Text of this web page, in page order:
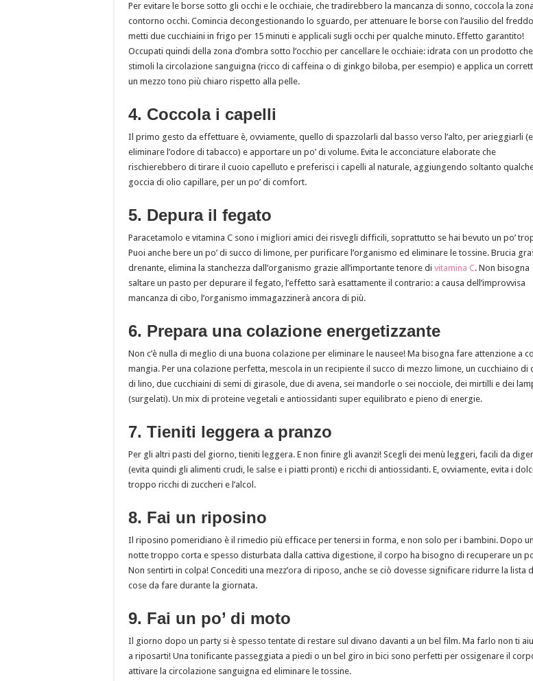
Per evitare le borse sotto gli occhi e le occhiaie, che tradirebbero la mancanza di sonno, coccola la
contorno occhi. Comincia decongestionando lo sguardo, per attenuare le borse con l’ausilio del
metti due cucchiaini in frigo per 15 minuti e applicali sugli occhi per qualche minuto. Effetto garantito!
Occupati quindi della zona d’ombra sotto l’occhio per cancellare le occhiaie: idrata con un prodotto che
stimoli la circolazione sanguigna (ricco di caffeina o di ginkgo biloba, per esempio) e applica un
un mezzo tono più chiaro rispetto alla pelle.
4. Coccola i capelli
Il primo gesto da effettuare è, ovviamente, quello di spazzolarli dal basso verso l’alto, per arieggiarli
eliminare l’odore di tabacco) e apportare un po’ di volume. Evita le acconciature elaborate che
rischierebbero di tirare il cuoio capelluto e preferisci i capelli al naturale, aggiungendo soltanto
goccia di olio capillare, per un po’ di comfort.
5. Depura il fegato
Paracetamolo e vitamina C sono i migliori amici dei risvegli difficili, soprattutto se hai bevuto un po’
Puoi anche bere un po’ di succo di limone, per purificare l’organismo ed eliminare le tossine. Brucia
drenante, elimina la stanchezza dall’organismo grazie all’importante tenore di vitamina C. Non bisogna
saltare un pasto per depurare il fegato, l’effetto sarà esattamente il contrario: a causa dell’improvvisa
mancanza di cibo, l’organismo immagazzinerà ancora di più.
6. Prepara una colazione energetizzante
Non c’è nulla di meglio di una buona colazione per eliminare le nausee! Ma bisogna fare attenzione a
mangia. Per una colazione perfetta, mescola in un recipiente il succo di mezzo limone, un cucchiaino di
di lino, due cucchiaini di semi di girasole, due di avena, sei mandorle o sei nocciole, dei mirtilli e dei
(surgelati). Un mix di proteine vegetali e antiossidanti super equilibrato e pieno di energie.
7. Tieniti leggera a pranzo
Per gli altri pasti del giorno, tieniti leggera. E non finire gli avanzi! Scegli dei menù leggeri, facili da
(evita quindi gli alimenti crudi, le salse e i piatti pronti) e ricchi di antiossidanti. E, ovviamente, evita i dolci
troppo ricchi di zuccheri e l’alcol.
8. Fai un riposino
Il riposino pomeridiano è il rimedio più efficace per tenersi in forma, e non solo per i bambini. Dopo
notte troppo corta e spesso disturbata dalla cattiva digestione, il corpo ha bisogno di recuperare un
Non sentirti in colpa! Concediti una mezz’ora di riposo, anche se ciò dovesse significare ridurre la lista
cose da fare durante la giornata.
9. Fai un po’ di moto
Il giorno dopo un party si è spesso tentate di restare sul divano davanti a un bel film. Ma farlo non ti
a riposarti! Una tonificante passeggiata a piedi o un bel giro in bici sono perfetti per ossigenare il
attivare la circolazione sanguigna ed eliminare le tossine.